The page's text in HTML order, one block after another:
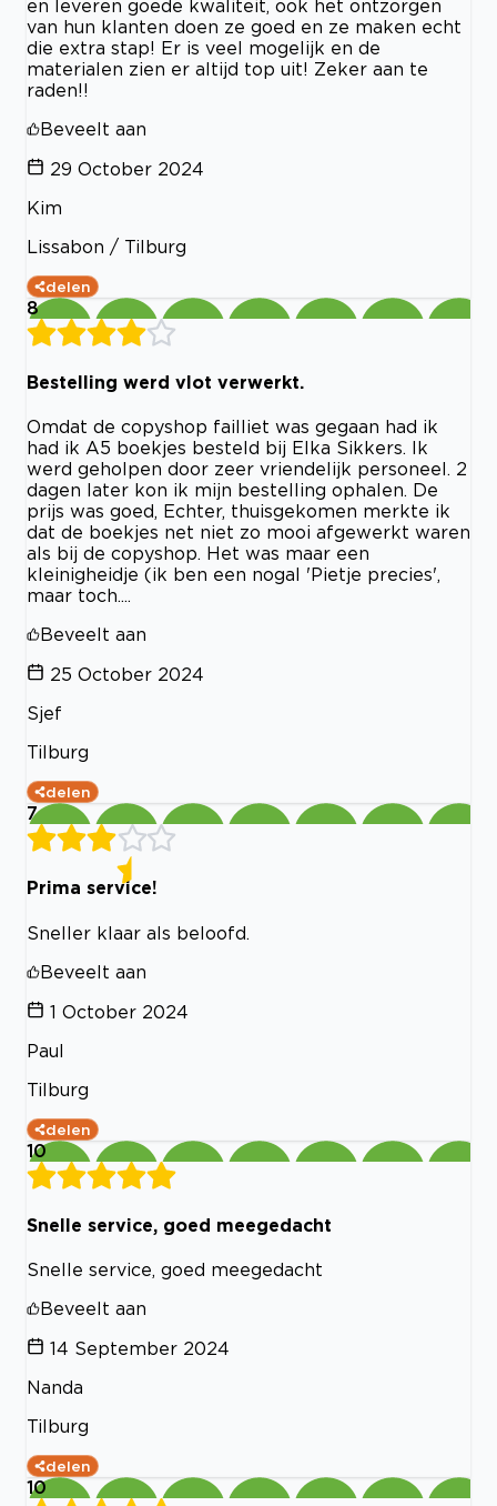
en leveren goede kwaliteit, ook het ontzorgen
van hun klanten doen ze goed en ze maken echt
die extra stap! Er is veel mogelijk en de
materialen zien er altijd top uit! Zeker aan te
raden!!
Beveelt aan
29 October 2024
Kim
Lissabon / Tilburg
delen
8
Bestelling werd vlot verwerkt.
Omdat de copyshop failliet was gegaan had ik
had ik A5 boekjes besteld bij Elka Sikkers. Ik
werd geholpen door zeer vriendelijk personeel. 2
dagen later kon ik mijn bestelling ophalen. De
prijs was goed, Echter, thuisgekomen merkte ik
dat de boekjes net niet zo mooi afgewerkt waren
als bij de copyshop. Het was maar een
kleinigheidje (ik ben een nogal 'Pietje precies',
maar toch....
Beveelt aan
25 October 2024
Sjef
Tilburg
delen
7
Prima service!
Sneller klaar als beloofd.
Beveelt aan
1 October 2024
Paul
Tilburg
delen
10
Snelle service, goed meegedacht
Snelle service, goed meegedacht
Beveelt aan
14 September 2024
Nanda
Tilburg
delen
10